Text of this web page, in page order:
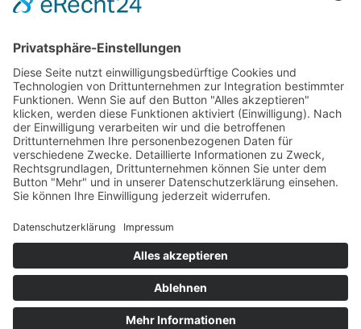
Unterstützung
Information
Impressum
Datenschutz
Barrierefreiheitserklärung
Medienhinweis EMFA
Cookie-Einstellungen
© Nationalpark Hohe Tauern. All rights reserved.Website by
MO.